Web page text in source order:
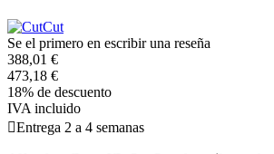
Se el primero en escribir una reseña
388,01 €
473,18 €
18% de descuento
IVA incluido
Entrega 2 a 4 semanas